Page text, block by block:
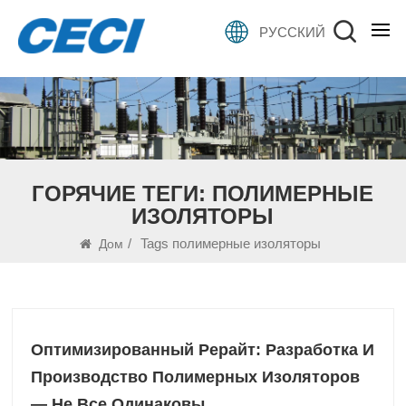
РУССКИЙ
ГОРЯЧИЕ ТЕГИ: ПОЛИМЕРНЫЕ
ИЗОЛЯТОРЫ
Дом / Tags полимерные изоляторы
Оптимизированный Рерайт: Разработка И
Производство Полимерных Изоляторов